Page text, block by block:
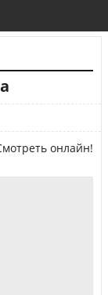
онлайн!